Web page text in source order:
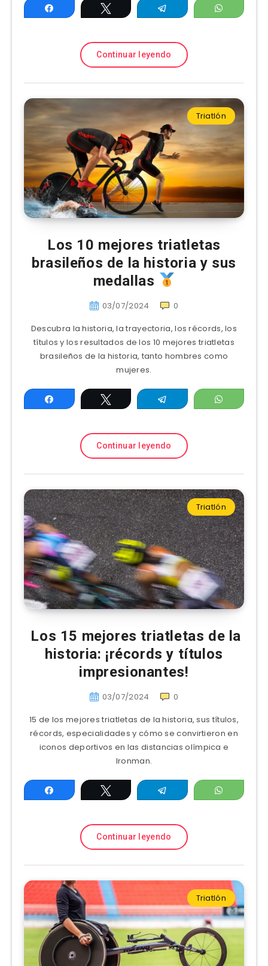
Compartir Twittear Telegram
Continuar leyendo
Triatlón
Los 10 mejores triatletas
brasileños de la historia y sus
medallas
03/07/2024
0
Descubra la historia, la trayectoria, los récords, los
títulos y los resultados de los 10 mejores triatletas
brasileños de la historia, tanto hombres como
mujeres.
Compartir Twittear Telegram
Continuar leyendo
Triatlón
Los 15 mejores triatletas de la
historia: ¡récords y títulos
impresionantes!
03/07/2024
0
15 de los mejores triatletas de la historia, sus títulos,
récords, especialidades y cómo se convirtieron en
iconos deportivos en las distancias olímpica e
Ironman.
Compartir Twittear Telegram
Continuar leyendo
Triatlón